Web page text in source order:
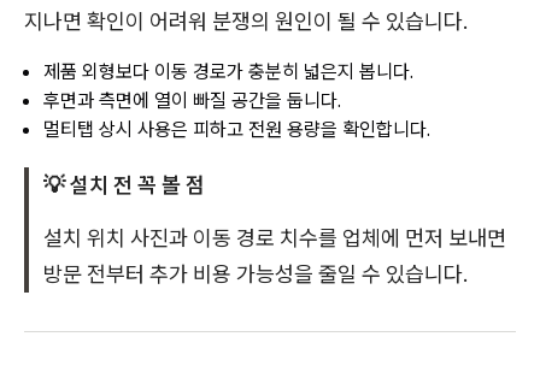
지나면 확인이 어려워 분쟁의 원인이 될 수 있습니다.
제품 외형보다 이동 경로가 충분히 넓은지 봅니다.
후면과 측면에 열이 빠질 공간을 둡니다.
멀티탭 상시 사용은 피하고 전원 용량을 확인합니다.
💡 설치 전 꼭 볼 점
설치 위치 사진과 이동 경로 치수를 업체에 먼저 보내면
방문 전부터 추가 비용 가능성을 줄일 수 있습니다.